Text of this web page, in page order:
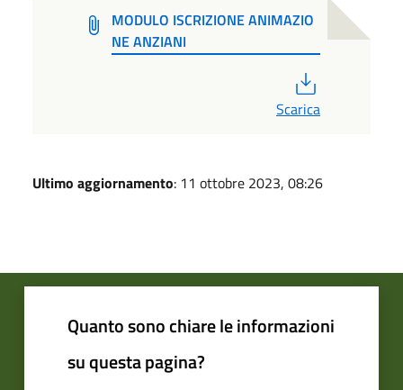
MODULO ISCRIZIONE ANIMAZIO
NE ANZIANI
Scarica
Ultimo aggiornamento: 11 ottobre 2023, 08:26
Quanto sono chiare le informazioni
su questa pagina?